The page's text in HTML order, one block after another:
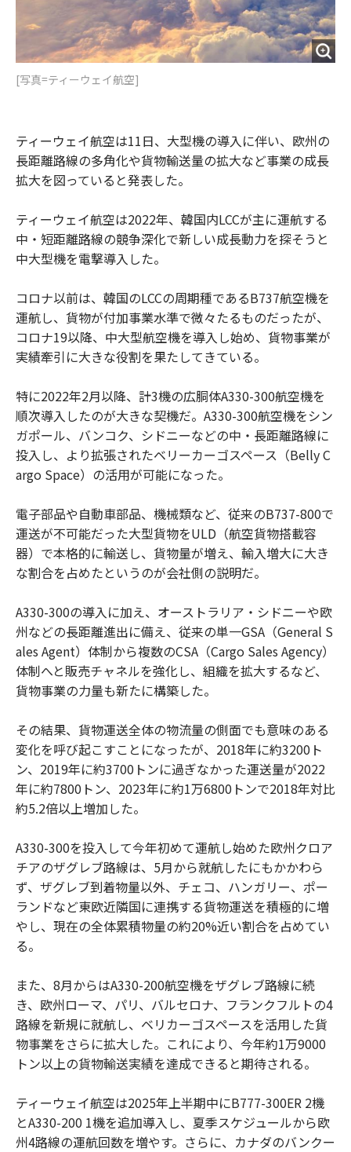
[写真=ティーウェイ航空]
ティーウェイ航空は11日、大型機の導入に伴い、欧州の
長距離路線の多角化や貨物輸送量の拡大など事業の成長
拡大を図っていると発表した。
ティーウェイ航空は2022年、韓国内LCCが主に運航する
中・短距離路線の競争深化で新しい成長動力を探そうと
中大型機を電撃導入した。
コロナ以前は、韓国のLCCの周期種であるB737航空機を
運航し、貨物が付加事業水準で微々たるものだったが、
コロナ19以降、中大型航空機を導入し始め、貨物事業が
実績牽引に大きな役割を果たしてきている。
特に2022年2月以降、計3機の広胴体A330-300航空機を
順次導入したのが大きな契機だ。A330-300航空機をシン
ガポール、バンコク、シドニーなどの中・長距離路線に
投入し、より拡張されたベリーカーゴスペース（Belly C
argo Space）の活用が可能になった。
電子部品や自動車部品、機械類など、従来のB737-800で
運送が不可能だった大型貨物をULD（航空貨物搭載容
器）で本格的に輸送し、貨物量が増え、輸入増大に大き
な割合を占めたというのが会社側の説明だ。
A330-300の導入に加え、オーストラリア・シドニーや欧
州などの長距離進出に備え、従来の単一GSA（General S
ales Agent）体制から複数のCSA（Cargo Sales Agency）
体制へと販売チャネルを強化し、組織を拡大するなど、
貨物事業の力量も新たに構築した。
その結果、貨物運送全体の物流量の側面でも意味のある
変化を呼び起こすことになったが、2018年に約3200ト
ン、2019年に約3700トンに過ぎなかった運送量が2022
年に約7800トン、2023年に約1万6800トンで2018年対比
約5.2倍以上増加した。
A330-300を投入して今年初めて運航し始めた欧州クロア
チアのザグレブ路線は、5月から就航したにもかかわら
ず、ザグレブ到着物量以外、チェコ、ハンガリー、ポー
ランドなど東欧近隣国に連携する貨物運送を積極的に増
やし、現在の全体累積物量の約20%近い割合を占めてい
る。
また、8月からはA330-200航空機をザグレブ路線に続
き、欧州ローマ、パリ、バルセロナ、フランクフルトの4
路線を新規に就航し、ベリカーゴスペースを活用した貨
物事業をさらに拡大した。これにより、今年約1万9000
トン以上の貨物輸送実績を達成できると期待される。
ティーウェイ航空は2025年上半期中にB777-300ER 2機
とA330-200 1機を追加導入し、夏季スケジュールから欧
州4路線の運航回数を増やす。さらに、カナダのバンクー